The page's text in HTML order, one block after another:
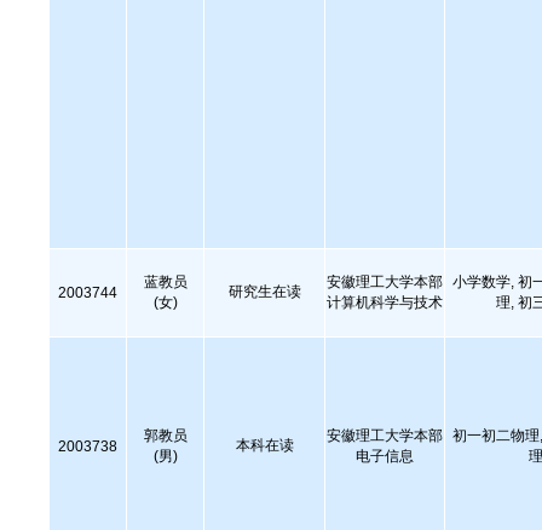
2003744
蓝教员
(女)
研究生在读
安徽理工大学本部
计算机科学与技术
小学数学, 初
理, 初
2003738
郭教员
(男)
本科在读
安徽理工大学本部
电子信息
初一初二物